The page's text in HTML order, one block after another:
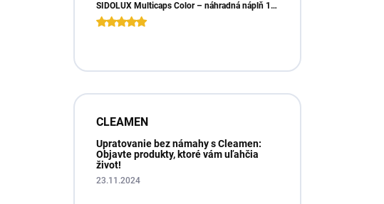
SIDOLUX Multicaps Color – náhradná náplň 10ks
CLEAMEN
Upratovanie bez námahy s Cleamen:
Objavte produkty, ktoré vám uľahčia
život!
23.11.2024